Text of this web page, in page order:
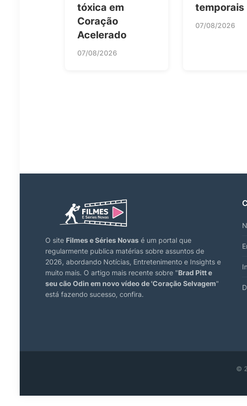
tóxica em
Coração
Acelerado
07/08/2026
temporais
07/08/2026
O site Filmes e Séries Novas é um portal que
regularmente publica matérias sobre assuntos de
2026, abordando Notícias, Entretenimento e Insights e
muito mais. O artigo mais recente sobre "Brad Pitt e
seu cão Odin em novo vídeo de 'Coração Selvagem"
está fazendo sucesso, confira.
©